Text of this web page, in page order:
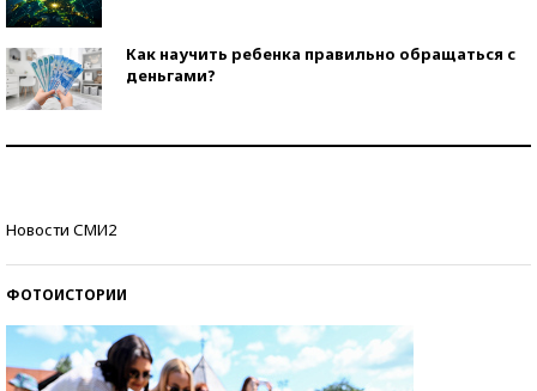
Как научить ребенка правильно обращаться с
деньгами?
Новости СМИ2
ФОТОИСТОРИИ